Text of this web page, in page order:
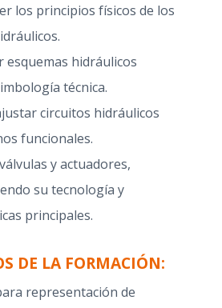
los principios físicos de los
hidráulicos
técnica.
circuitos hidráulicos
funcionales.
y actuadores,
su tecnología y
principales.
DE LA FORMACIÓN:
representación de